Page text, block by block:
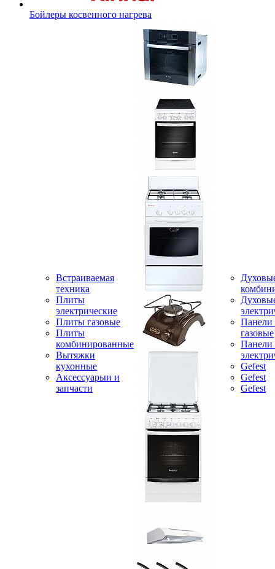
Бойлеры косвенного нагрева
Встраиваемая
техника
Плиты
электрические
Плиты газовые
Плиты
комбинированные
Вытяжки
кухонные
Аксессуарыи и
запчасти
Панели
газовые
Панели
Gefest
Gefest
Gefest